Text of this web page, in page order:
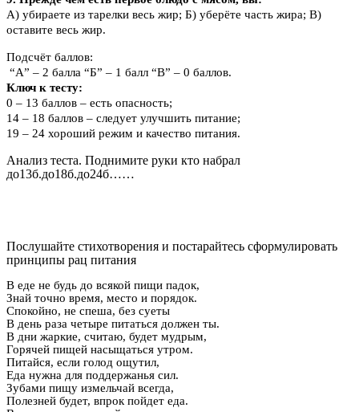
А) убираете из тарелки весь жир; Б) уберёте часть жира; В)
оставите весь жир.
Подсчёт баллов:
“А” – 2 балла “Б” – 1 балл “В” – 0 баллов.
Ключ к тесту:
0 – 13 баллов – есть опасность;
14 – 18 баллов – следует улучшить питание;
19 – 24 хороший режим и качество питания.
Анализ теста. Поднимите руки кто набрал
до13б.до18б.до24б……
Послушайте стихотворения и постарайтесь сформулировать
принципы рац питания
В еде не будь до всякой пищи падок,
Знай точно время, место и порядок.
Спокойно, не спеша, без суеты
В день раза четыре питаться должен ты.
В дни жаркие, считаю, будет мудрым,
Горячей пищей насыщаться утром.
Питайся, если голод ощутил,
Еда нужна для поддержанья сил.
Зубами пищу измельчай всегда,
Полезней будет, впрок пойдет еда.